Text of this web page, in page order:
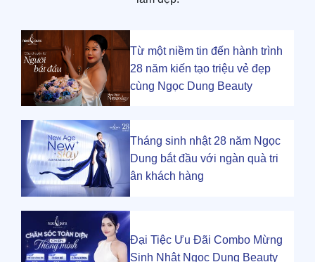
Từ một niềm tin đến hành trình
28 năm kiến tạo triệu vẻ đẹp
cùng Ngọc Dung Beauty
Tháng sinh nhật 28 năm Ngọc
Dung bắt đầu với ngàn quà tri
ân khách hàng
Đại Tiệc Ưu Đãi Combo Mừng
Sinh Nhật Ngọc Dung Beauty